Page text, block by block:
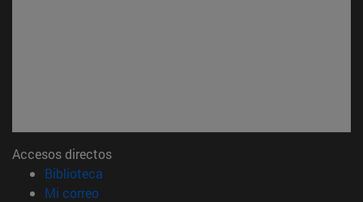
Accesos directos
Biblioteca
Mi correo(abre en nueva ventana)